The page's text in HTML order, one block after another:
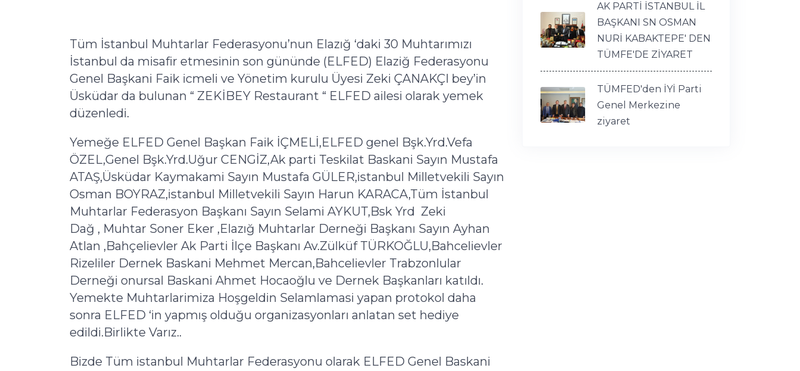
Tüm İstanbul Muhtarlar Federasyonu’nun Elazığ ‘daki 30 Muhtarımızı
İstanbul da misafir etmesinin son gününde (ELFED) Elaziğ Federasyonu
Genel Başkani Faik icmeli ve Yönetim kurulu Üyesi Zeki ÇANAKÇI bey’in
Üsküdar da bulunan “ ZEKİBEY Restaurant “ ELFED ailesi olarak yemek
düzenledi.
Yemeğe ELFED Genel Başkan Faik İÇMELİ,ELFED genel Bşk.Yrd.Vefa
ÖZEL,Genel Bşk.Yrd.Uğur CENGİZ,Ak parti Teskilat Baskani Sayın Mustafa
ATAŞ,Üsküdar Kaymakami Sayın Mustafa GÜLER,istanbul Milletvekili Sayın
Osman BOYRAZ,istanbul Milletvekili Sayın Harun KARACA,Tüm İstanbul
Muhtarlar Federasyon Başkanı Sayın Selami AYKUT,Bsk Yrd Zeki
Dağ , Muhtar Soner Eker ,Elazığ Muhtarlar Derneği Başkanı Sayın Ayhan
Atlan ,Bahçelievler Ak Parti İlçe Başkanı Av.Zülküf TÜRKOĞLU,Bahcelievler
Rizeliler Dernek Baskani Mehmet Mercan,Bahcelievler Trabzonlular
Derneği onursal Baskani Ahmet Hocaoğlu ve Dernek Başkanları katıldı.
Yemekte Muhtarlarimiza Hoşgeldin Selamlamasi yapan protokol daha
sonra ELFED ‘in yapmış olduğu organizasyonları anlatan set hediye
edildi.Birlikte Varız..
Bizde Tüm istanbul Muhtarlar Federasyonu olarak ELFED Genel Baskani
AK PARTİ İSTANBUL İL
BAŞKANI SN OSMAN
NURİ KABAKTEPE' DEN
TÜMFE'DE ZİYARET
TÜMFED'den İYİ Parti
Genel Merkezine
ziyaret